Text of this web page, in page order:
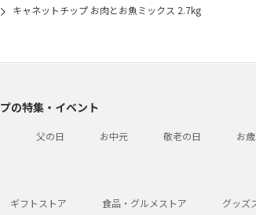
キャネットチップ お肉とお魚ミックス 2.7kg
の特集・イベント
父の日 お中元 敬老の日 お
ギフトストア 食品・グルメストア グッズ